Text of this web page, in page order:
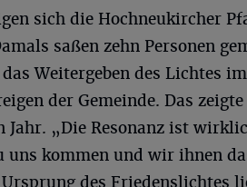
sich die Hochneukircher
saßen zehn Personen
Weitergeben des Lichtes
der Gemeinde. Das
Jahr. „Die Resonanz ist
uns kommen und wir ihnen
des Friedenslichtes